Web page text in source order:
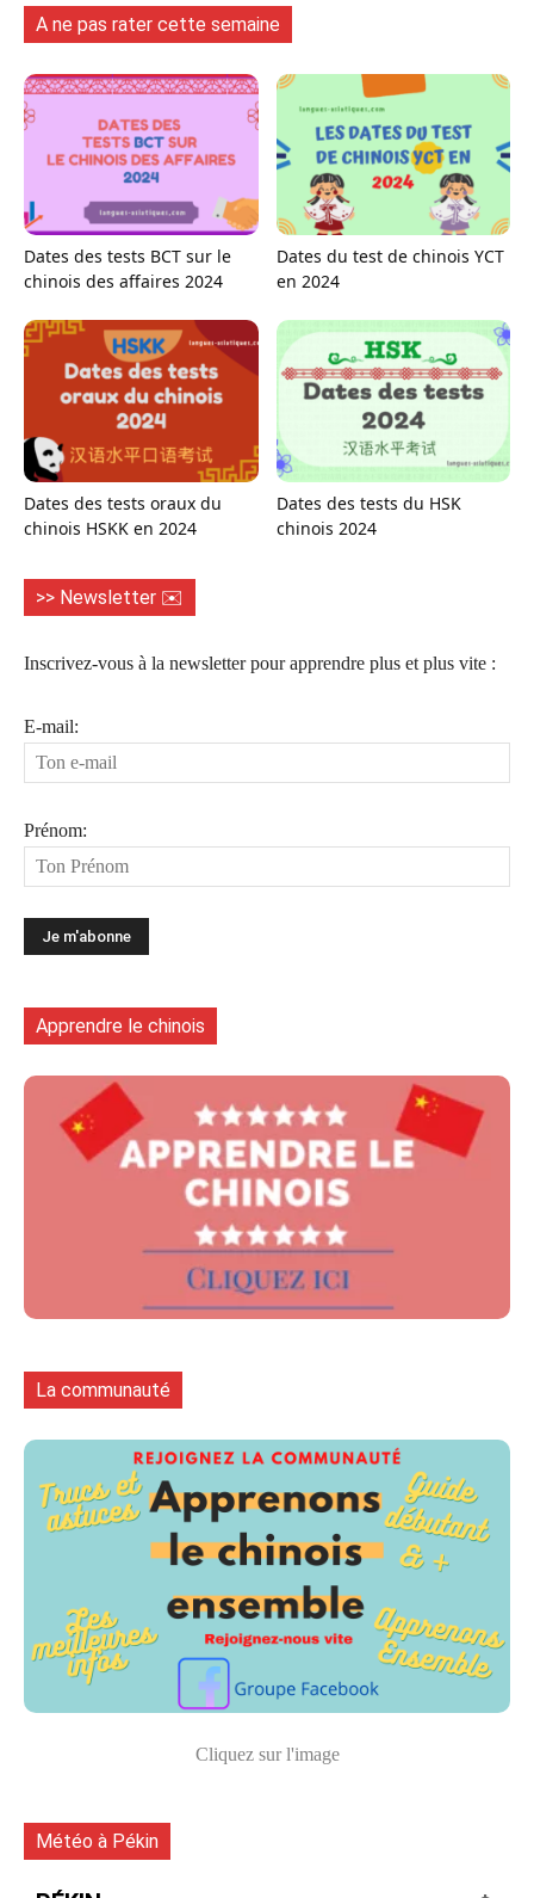
A ne pas rater cette semaine
Dates des tests BCT sur le
chinois des affaires 2024
Dates du test de chinois YCT
en 2024
Dates des tests oraux du
chinois HSKK en 2024
Dates des tests du HSK
chinois 2024
>> Newsletter ✉️
Inscrivez-vous à la newsletter pour apprendre plus et plus vite :
E-mail:
Prénom:
Apprendre le chinois
La communauté
Cliquez sur l'image
Météo à Pékin